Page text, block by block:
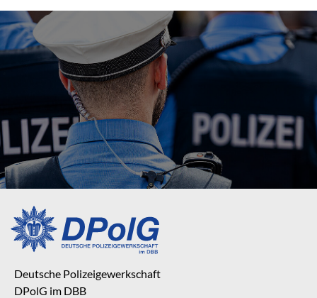
Deutsche Polizeigewerkschaft
DPolG im DBB